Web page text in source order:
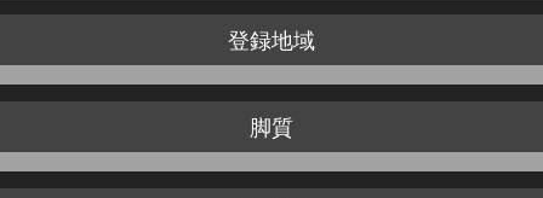
登録地域
脚質